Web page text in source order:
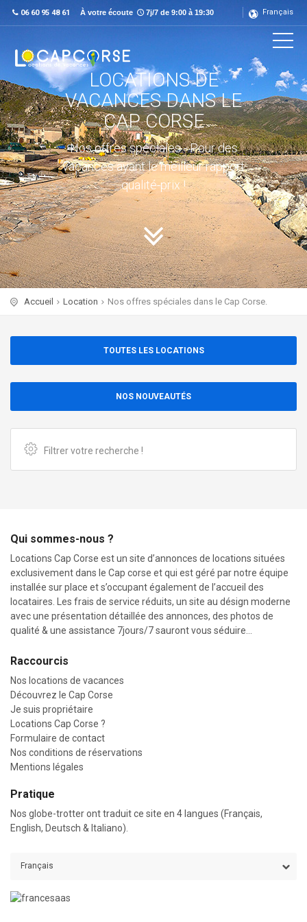
06 60 95 48 61 À votre écoute 7j/7 de 9:00 à 19:30 Français
LOCATIONS DE
VACANCES DANS LE
CAP CORSE
Nos offres spéciales - Pour des
vacances ayant le meilleur rapport
qualité-prix !
Accueil Location Nos offres spéciales dans le Cap Corse.
TOUTES LES LOCATIONS
NOS NOUVEAUTÉS
Filtrer votre recherche !
Qui sommes-nous ?
Locations Cap Corse est un site d’annonces de locations situées
exclusivement dans le Cap corse et qui est géré par notre équipe
installée sur place et s’occupant également de l’accueil des
locataires. Les frais de service réduits, un site au désign moderne
avec une présentation détaillée des annonces, des photos de
qualité & une assistance 7jours/7 sauront vous séduire…
Raccourcis
Nos locations de vacances
Découvrez le Cap Corse
Je suis propriétaire
Locations Cap Corse ?
Formulaire de contact
Nos conditions de réservations
Mentions légales
Pratique
Nos globe-trotter ont traduit ce site en 4 langues (Français,
English, Deutsch & Italiano).